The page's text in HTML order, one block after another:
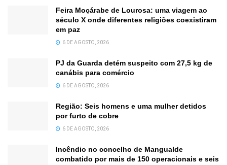
Feira Moçárabe de Lourosa: uma viagem ao
século X onde diferentes religiões coexistiram
em paz
6 DE AGOSTO, 2026
PJ da Guarda detém suspeito com 27,5 kg de
canábis para comércio
6 DE AGOSTO, 2026
Região: Seis homens e uma mulher detidos
por furto de cobre
6 DE AGOSTO, 2026
Incêndio no concelho de Mangualde
combatido por mais de 150 operacionais e seis